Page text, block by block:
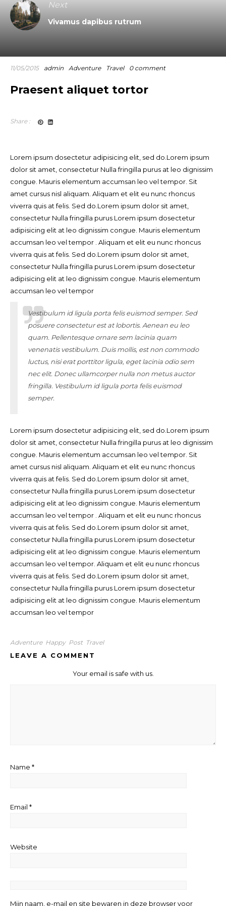
Next
Vivamus dapibus rutrum
11/05/2015 admin Adventure Travel 0 comment
Praesent aliquet tortor
Share :
Lorem ipsum dosectetur adipisicing elit, sed do.Lorem ipsum
dolor sit amet, consectetur Nulla fringilla purus at leo dignissim
congue. Mauris elementum accumsan leo vel tempor. Sit
amet cursus nisl aliquam. Aliquam et elit eu nunc rhoncus
viverra quis at felis. Sed do.Lorem ipsum dolor sit amet,
consectetur Nulla fringilla purus Lorem ipsum dosectetur
adipisicing elit at leo dignissim congue. Mauris elementum
accumsan leo vel tempor . Aliquam et elit eu nunc rhoncus
viverra quis at felis. Sed do.Lorem ipsum dolor sit amet,
consectetur Nulla fringilla purus Lorem ipsum dosectetur
adipisicing elit at leo dignissim congue. Mauris elementum
accumsan leo vel tempor
Vestibulum id ligula porta felis euismod semper. Sed
posuere consectetur est at lobortis. Aenean eu leo
quam. Pellentesque ornare sem lacinia quam
venenatis vestibulum. Duis mollis, est non commodo
luctus, nisi erat porttitor ligula, eget lacinia odio sem
nec elit. Donec ullamcorper nulla non metus auctor
fringilla. Vestibulum id ligula porta felis euismod
semper.
Lorem ipsum dosectetur adipisicing elit, sed do.Lorem ipsum
dolor sit amet, consectetur Nulla fringilla purus at leo dignissim
congue. Mauris elementum accumsan leo vel tempor. Sit
amet cursus nisl aliquam. Aliquam et elit eu nunc rhoncus
viverra quis at felis. Sed do.Lorem ipsum dolor sit amet,
consectetur Nulla fringilla purus Lorem ipsum dosectetur
adipisicing elit at leo dignissim congue. Mauris elementum
accumsan leo vel tempor . Aliquam et elit eu nunc rhoncus
viverra quis at felis. Sed do.Lorem ipsum dolor sit amet,
consectetur Nulla fringilla purus Lorem ipsum dosectetur
adipisicing elit at leo dignissim congue. Mauris elementum
accumsan leo vel tempor. Aliquam et elit eu nunc rhoncus
viverra quis at felis. Sed do.Lorem ipsum dolor sit amet,
consectetur Nulla fringilla purus Lorem ipsum dosectetur
adipisicing elit at leo dignissim congue. Mauris elementum
accumsan leo vel tempor
Adventure Happy Post Travel
LEAVE A COMMENT
Your email is safe with us.
Name *
Email *
Website
Mijn naam, e-mail en site bewaren in deze browser voor